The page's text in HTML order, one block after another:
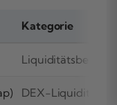
Kategorie
DEX-Liquidität